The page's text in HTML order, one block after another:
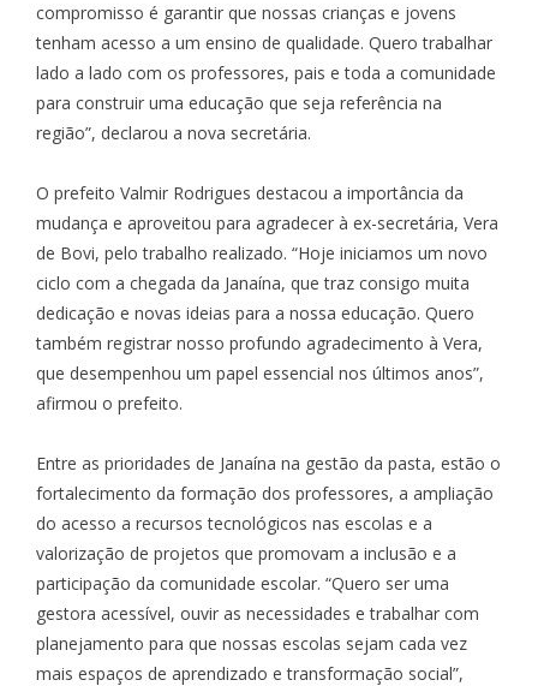
compromisso é garantir que nossas crianças e jovens
tenham acesso a um ensino de qualidade. Quero trabalhar
lado a lado com os professores, pais e toda a comunidade
para construir uma educação que seja referência na
região”, declarou a nova secretária.
O prefeito Valmir Rodrigues destacou a importância da
mudança e aproveitou para agradecer à ex-secretária, Vera
de Bovi, pelo trabalho realizado. “Hoje iniciamos um novo
ciclo com a chegada da Janaína, que traz consigo muita
dedicação e novas ideias para a nossa educação. Quero
também registrar nosso profundo agradecimento à Vera,
que desempenhou um papel essencial nos últimos anos”,
afirmou o prefeito.
Entre as prioridades de Janaína na gestão da pasta, estão o
fortalecimento da formação dos professores, a ampliação
do acesso a recursos tecnológicos nas escolas e a
valorização de projetos que promovam a inclusão e a
participação da comunidade escolar. “Quero ser uma
gestora acessível, ouvir as necessidades e trabalhar com
planejamento para que nossas escolas sejam cada vez
mais espaços de aprendizado e transformação social”,